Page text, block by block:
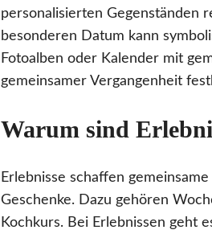
personalisierten Gegenständen
besonderen Datum kann
Fotoalben oder Kalender mit
gemeinsamer Vergangenheit
Warum sind
Erlebnisse schaffen
Geschenke. Dazu gehören
Kochkurs. Bei Erlebnissen geht